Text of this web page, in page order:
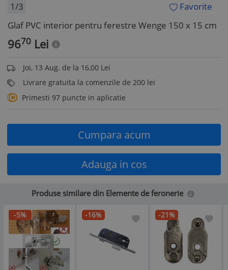
1/3
Favorite
Glaf PVC interior pentru ferestre Wenge 150 x 15 cm
9670 Lei
Joi, 13 Aug. de la 16,00 Lei
Livrare gratuita la comenzile de 200 lei
Primesti 97 puncte in aplicatie
Cumpara acum
Adauga in cos
Produse similare din Elemente de feronerie
-5% -16% -21%